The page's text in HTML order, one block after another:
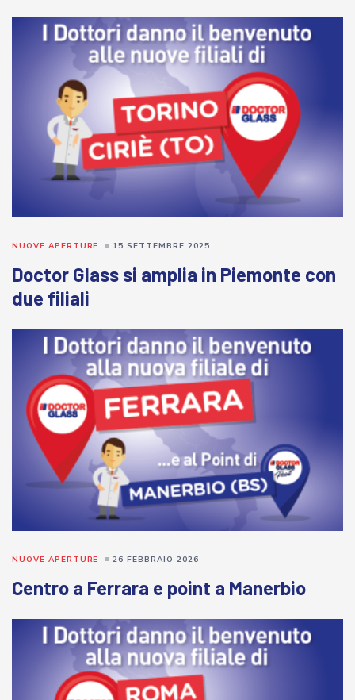
Doctor Glass si amplia in Piemonte con
due filiali
NUOVE APERTURE 15 SETTEMBRE 2025
Centro a Ferrara e point a Manerbio
NUOVE APERTURE 26 FEBBRAIO 2026